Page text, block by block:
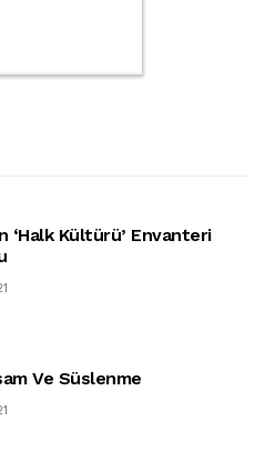
‘halk Kültürü’ Envanteri
Ve Süslenme